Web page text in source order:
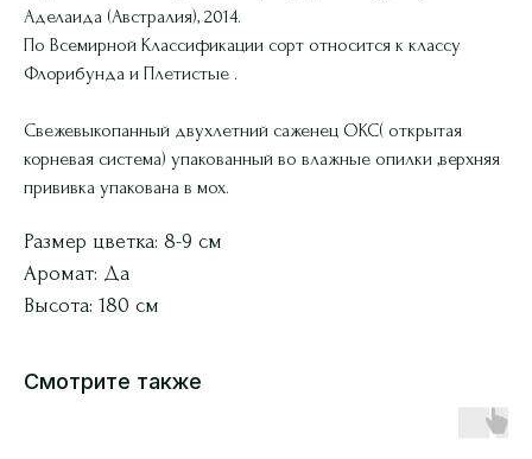
Аделаида (Австралия), 2014.
По Всемирной Классификации сорт относится к классу
Флорибунда и Плетистые .
Свежевыкопанный двухлетний саженец ОКС( открытая
корневая система) упакованный во влажные опилки ,верхняя
прививка упакована в мох.
Размер цветка: 8-9 см
Аромат: Да
Высота: 180 см
Смотрите также